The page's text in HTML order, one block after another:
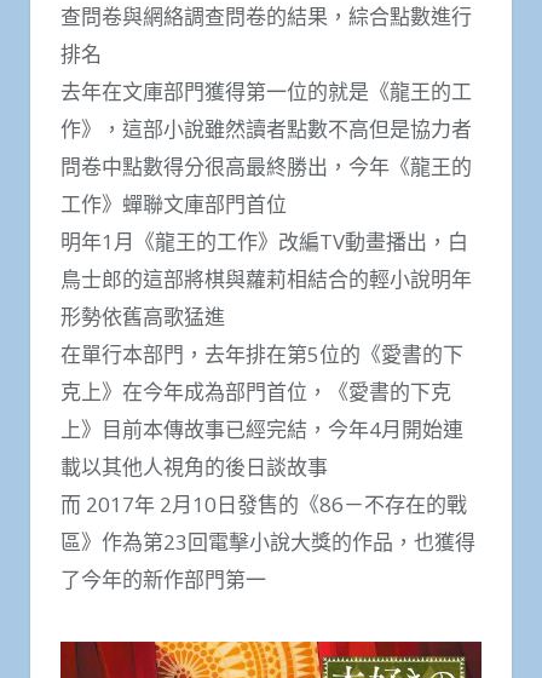
查問卷與網絡調查問卷的結果，綜合點數進行
排名
去年在文庫部門獲得第一位的就是《龍王的工
作》，這部小說雖然讀者點數不高但是協力者
問卷中點數得分很高最終勝出，今年《龍王的
工作》蟬聯文庫部門首位
明年1月《龍王的工作》改編TV動畫播出，白
鳥士郎的這部將棋與蘿莉相結合的輕小說明年
形勢依舊高歌猛進
在單行本部門，去年排在第5位的《愛書的下
克上》在今年成為部門首位，《愛書的下克
上》目前本傳故事已經完結，今年4月開始連
載以其他人視角的後日談故事
而 2017年 2月10日發售的《86－不存在的戰
區》作為第23回電擊小說大獎的作品，也獲得
了今年的新作部門第一